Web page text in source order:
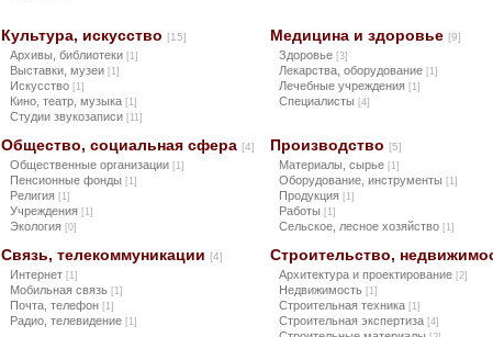
Культура, искусство [15]
Архивы, библиотеки [1]
Выставки, музеи [1]
Искусство [1]
Кино, театр, музыка [1]
Студии звукозаписи [11]
Медицина и здоровье [9]
Здоровье [3]
Лекарства, оборудование [1]
Лечебные учреждения [1]
Специалисты [4]
Общество, социальная сфера [4]
Общественные организации [1]
Пенсионные фонды [1]
Религия [1]
Учреждения [1]
Экология [0]
Производство [5]
Материалы, сырье [1]
Оборудование, инструменты [1]
Продукция [1]
Работы [1]
Сельское, лесное хозяйство [1]
Связь, телекоммуникации [4]
Интернет [1]
Мобильная связь [1]
Почта, телефон [1]
Радио, телевидение [1]
Строительство,
Архитектура и проектирование [2]
Недвижимость [1]
Строительная техника [1]
Строительная экспертиза [4]